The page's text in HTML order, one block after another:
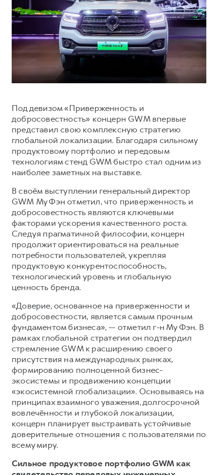
DARGO
от 3 199 000 ₽
DARGO X
от 3 499 000 ₽
F7
от 2 899 000 ₽
F7X
от 3 599 000 ₽
POER
от 3 449 000 ₽
Тест-драйв
КРЕДИТ И СТРАХОВАНИЕ
Кредитный калькулятор
Кредит
КОРПОРАТИВНЫМ КЛИЕНТАМ
Для малого бизнеса
Корпоративным клиентам
Крупным корпоративным клиентам
Система управления автопарком
Сервис для корпоративных клиентов
HAVAL Лизинг
АКСЕССУАРЫ HAVAL
Автомобильные аксессуары
Коллекция Базовая
Коллекция Детская
СЕРВИСНОЕ ОБСЛУЖИВАНИЕ
Нулевое ТО
Программа «Помощь на дороге»
Регламенты технического обслуживания
Электронный ПТС
ПОДДЕРЖКА
GWM Безопасность
Гарантия HAVAL
Мобильное приложение GWM
Программа «HAVAL Защита+»
Руководства по эксплуатации
Подписки
АКСЕССУАРЫ HAVAL
Автомобильные аксессуары
Коллекция CITY
Коллекция Базовая
О дилере
Наша команда
Контакты
Под девизом «Приверженность и
добросовестность» концерн GWM впервые
представил свою комплексную стратегию
глобальной локализации. Благодаря сильному
продуктовому портфолио и передовым
технологиям стенд GWM быстро стал одним из
наиболее заметных на выставке.
В своём выступлении генеральный директор
GWM Му Фэн отметил, что приверженность и
добросовестность являются ключевыми
факторами ускорения качественного роста.
Следуя прагматичной философии, концерн
продолжит ориентироваться на реальные
потребности пользователей, укрепляя
продуктовую конкурентоспособность,
технологический уровень и глобальную
ценность бренда.
«Доверие, основанное на приверженности и
добросовестности, является самым прочным
фундаментом бизнеса», — отметил г-н Му Фэн. В
рамках глобальной стратегии он подтвердил
стремление GWM к расширению своего
присутствия на международных рынках,
формированию полноценной бизнес-
экосистемы и продвижению концепции
«экосистемной глобализации». Основываясь на
принципах взаимного уважения, долгосрочной
вовлечённости и глубокой локализации,
концерн планирует выстраивать устойчивые
доверительные отношения с пользователями по
всему миру.
Сильное продуктовое портфолио GWM как